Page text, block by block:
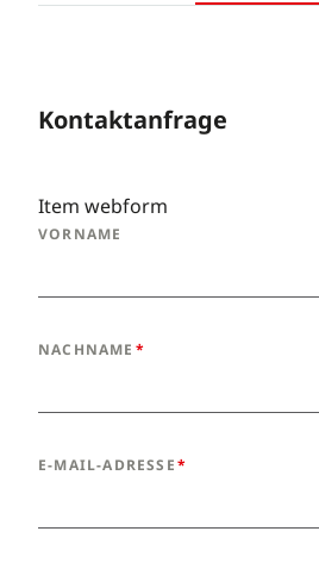
Kontaktanfrage
Item webform
VORNAME
NACHNAME
E-MAIL-ADRESSE